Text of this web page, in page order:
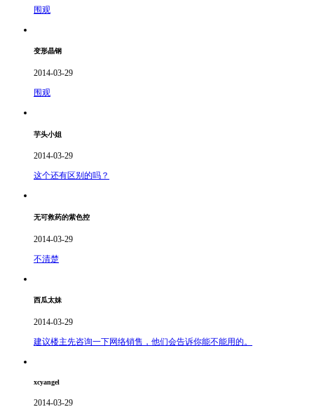
围观
变形晶钢
2014-03-29
围观
芋头小姐
2014-03-29
这个还有区别的吗？
无可救药的紫色控
2014-03-29
不清楚
西瓜太妹
2014-03-29
建议楼主先咨询一下网络销售，他们会告诉你能不能用的。
xcyangel
2014-03-29